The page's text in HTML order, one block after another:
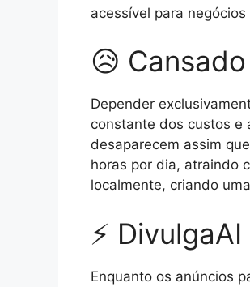
acessível para
😥
Depender
constante dos custos e
desaparecem assim
horas por dia, atraindo
localmente, criando
⚡
Enquanto os anúncios